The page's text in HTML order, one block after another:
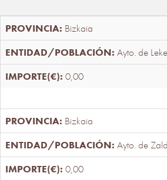
Bizkaia
Ayto. de
0,00
Bizkaia
Ayto. de
0,00